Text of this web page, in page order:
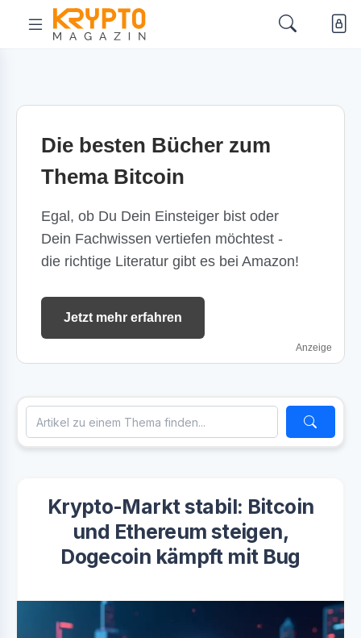
Die besten Bücher zum
Thema Bitcoin
Egal, ob Du Dein Einsteiger bist oder
Dein Fachwissen vertiefen möchtest -
die richtige Literatur gibt es bei Amazon!
Jetzt mehr erfahren
Anzeige
Krypto-Markt stabil: Bitcoin
und Ethereum steigen,
Dogecoin kämpft mit Bug